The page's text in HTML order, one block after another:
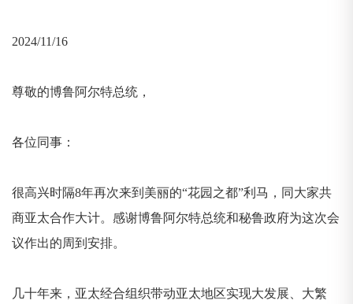
2024/11/16
尊敬的博鲁阿尔特总统，
各位同事：
很高兴时隔8年再次来到美丽的“花园之都”利马，同大家共
商亚太合作大计。感谢博鲁阿尔特总统和秘鲁政府为这次会
议作出的周到安排。
几十年来，亚太经合组织带动亚太地区实现大发展、大繁